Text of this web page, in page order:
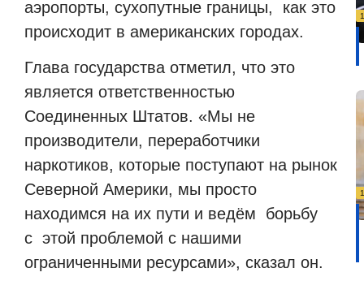
аэропорты, сухопутные границы, как это
происходит в американских городах.
Глава государства отметил, что это
является ответственностью
Соединенных Штатов. «Мы не
производители, переработчики
наркотиков, которые поступают на рынок
Северной Америки, мы просто
находимся на их пути и ведём борьбу
с этой проблемой с нашими
ограниченными ресурсами», сказал он.